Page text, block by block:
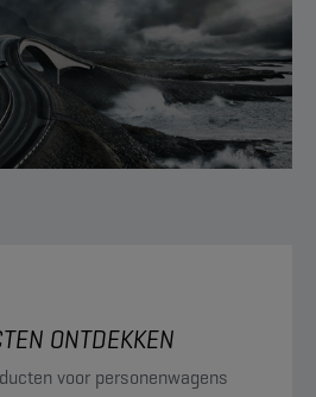
ONTDEKKEN
voor personenwagens